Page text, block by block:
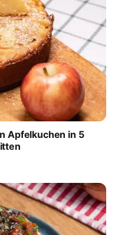
Apfelkuchen in 5